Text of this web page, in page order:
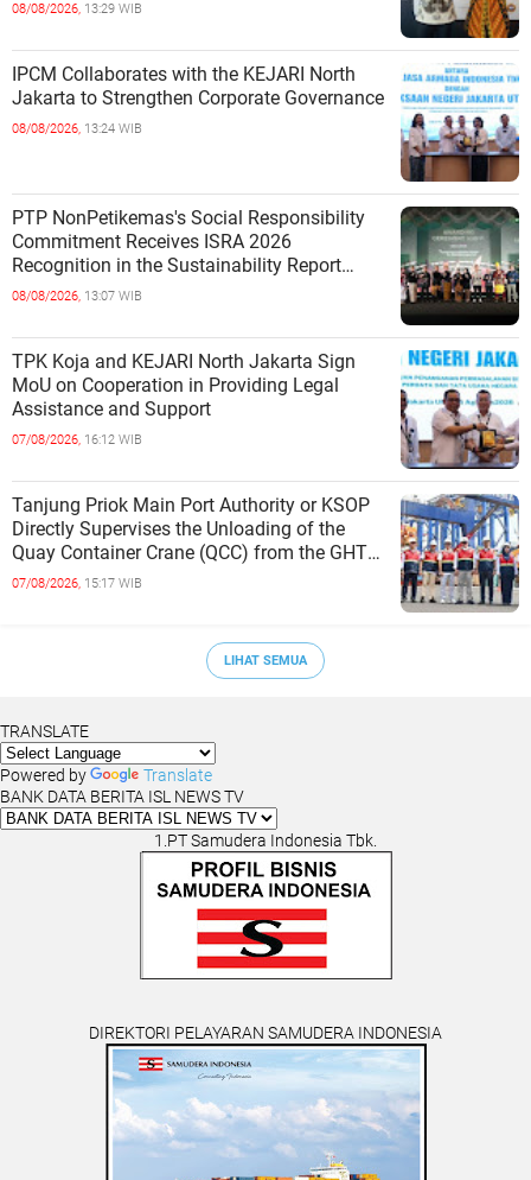
08/08/2026, 13:29 WIB
IPCM Collaborates with the KEJARI North
Jakarta to Strengthen Corporate Governance
08/08/2026, 13:24 WIB
PTP NonPetikemas's Social Responsibility
Commitment Receives ISRA 2026
Recognition in the Sustainability Report
Category
08/08/2026, 13:07 WIB
TPK Koja and KEJARI North Jakarta Sign
MoU on Cooperation in Providing Legal
Assistance and Support
07/08/2026, 16:12 WIB
Tanjung Priok Main Port Authority or KSOP
Directly Supervises the Unloading of the
Quay Container Crane (QCC) from the GHT
Marimas Ship at the North J
07/08/2026, 15:17 WIB
LIHAT SEMUA
TRANSLATE
Powered by
Translate
BANK DATA BERITA ISL NEWS TV
1.PT Samudera Indonesia Tbk.
DIREKTORI PELAYARAN SAMUDERA INDONESIA